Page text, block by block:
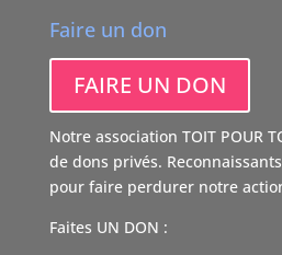
Faire un don
FAIRE UN DON
Notre association TOIT POUR
de dons privés.
pour faire perdurer notre
Faites UN DON :